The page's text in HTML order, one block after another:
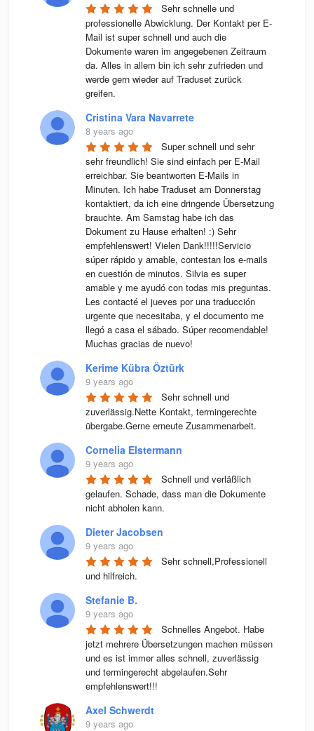
Sehr schnelle und
professionelle Abwicklung. Der Kontakt per E-
Mail ist super schnell und auch die
Dokumente waren im angegebenen Zeitraum
da. Alles in allem bin ich sehr zufrieden und
werde gern wieder auf Traduset zurück
greifen.
Cristina Vara Navarrete
8 years ago
Super schnell und sehr
sehr freundlich! Sie sind einfach per E-Mail
erreichbar. Sie beantworten E-Mails in
Minuten. Ich habe Traduset am Donnerstag
kontaktiert, da ich eine dringende Übersetzung
brauchte. Am Samstag habe ich das
Dokument zu Hause erhalten! :) Sehr
empfehlenswert! Vielen Dank!!!!!Servicio
súper rápido y amable, contestan los e-mails
en cuestión de minutos. Silvia es super
amable y me ayudó con todas mis preguntas.
Les contacté el jueves por una traducción
urgente que necesitaba, y el documento me
llegó a casa el sábado. Súper recomendable!
Muchas gracias de nuevo!
Kerime Kübra Öztürk
9 years ago
Sehr schnell und
zuverlässig.Nette Kontakt, termingerechte
übergabe.Gerne erneute Zusammenarbeit.
Cornelia Elstermann
9 years ago
Schnell und verläßlich
gelaufen. Schade, dass man die Dokumente
nicht abholen kann.
Dieter Jacobsen
9 years ago
Sehr schnell,Professionell
und hilfreich.
Stefanie B.
9 years ago
Schnelles Angebot. Habe
jetzt mehrere Übersetzungen machen müssen
und es ist immer alles schnell, zuverlässig
und termingerecht abgelaufen.Sehr
empfehlenswert!!!
Axel Schwerdt
9 years ago